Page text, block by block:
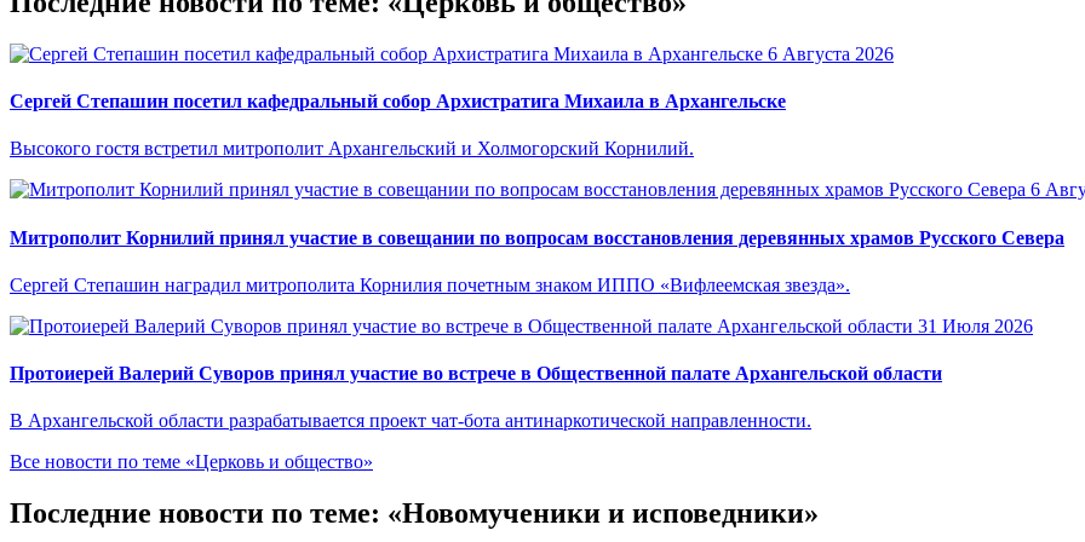
6 Августа 2026
Сергей Степашин посетил кафедральный собор Архистратига Михаила в Архангельске
Высокого гостя встретил митрополит Архангельский и Холмогорский Корнилий.
6
Митрополит Корнилий принял участие в совещании по вопросам восстановления деревянных храмов Русского Севера
Сергей Степашин наградил митрополита Корнилия почетным знаком ИППО «Вифлеемская звезда».
31 Июля 2026
Протоиерей Валерий Суворов принял участие во встрече в Общественной палате Архангельской области
В Архангельской области разрабатывается проект чат-бота антинаркотической направленности.
Все новости по теме «Церковь и общество»
Последние новости по теме: «Новомученики и исповедники»